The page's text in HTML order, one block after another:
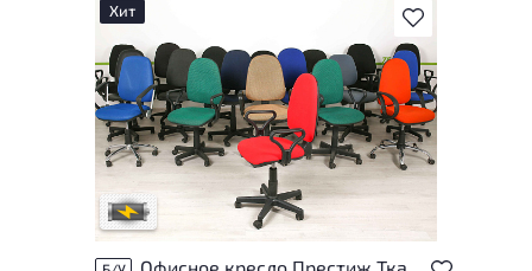
В избранное
Хит
Степень износа находится на стадии
проверки. Вы можете уточнить
дополнительную информацию у
сотрудников магазина
В обработке